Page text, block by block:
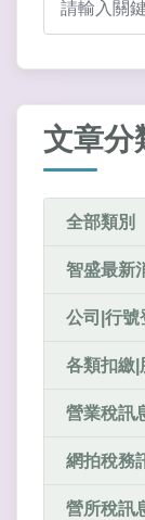
文章分
全部類別
智盛最新
公司|行號
各類扣繳|
營業稅訊
網拍稅務
營所稅訊